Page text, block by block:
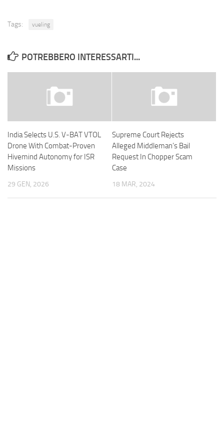
Tags: vueling
POTREBBERO INTERESSARTI...
India Selects U.S. V-BAT VTOL
Drone With Combat-Proven
Hivemind Autonomy for ISR
Missions
29 GEN, 2026
Supreme Court Rejects
Alleged Middleman’s Bail
Request In Chopper Scam
Case
18 MAR, 2024